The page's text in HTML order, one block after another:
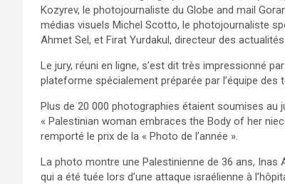
Kozyrev, le photojournaliste du Globe and mail
médias visuels Michel Scotto, le photojournaliste
Ahmet Sel, et Firat Yurdakul, directeur des actualités
Le jury, réuni en ligne, s’est dit très impressionné
plateforme spécialement préparée par l’équipe des
Plus de 20 000 photographies étaient soumises au
« Palestinian woman embraces the Body of her
remporté le prix de la « Photo de l’année ».
La photo montre une Palestinienne de 36 ans, Inas
qui a été tuée lors d’une attaque israélienne à